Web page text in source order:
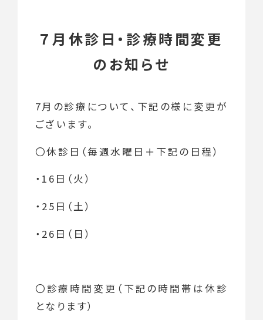
７月休診日・診療時間変更
のお知らせ
7月の診療について、下記の様に変更が
ございます。
〇休診日（毎週水曜日＋下記の日程）
・16日（火）
・25日（土）
・26日（日）
〇診療時間変更（下記の時間帯は休診
となります）